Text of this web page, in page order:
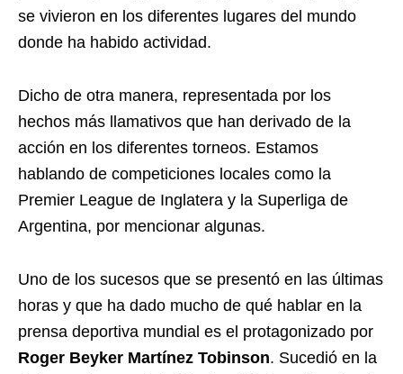
se vivieron en los diferentes lugares del mundo
donde ha habido actividad.
Dicho de otra manera, representada por los
hechos más llamativos que han derivado de la
acción en los diferentes torneos. Estamos
hablando de competiciones locales como la
Premier League de Inglatera y la Superliga de
Argentina, por mencionar algunas.
Uno de los sucesos que se presentó en las últimas
horas y que ha dado mucho de qué hablar en la
prensa deportiva mundial es el protagonizado por
Roger Beyker Martínez Tobinson. Sucedió en la